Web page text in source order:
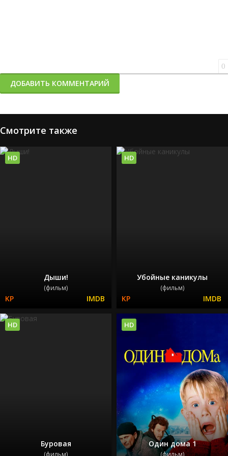
0
ДОБАВИТЬ КОММЕНТАРИЙ
Смотрите также
Дыши!
(фильм)
HD
Убойные каникулы
(фильм)
HD
Буровая
(фильм)
HD
Один дома 1
(фильм)
HD